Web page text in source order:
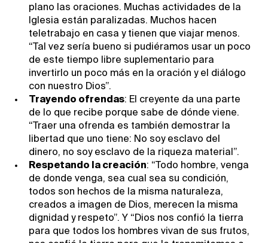
plano las oraciones. Muchas actividades de la
Iglesia están paralizadas. Muchos hacen
teletrabajo en casa y tienen que viajar menos.
“Tal vez sería bueno si pudiéramos usar un poco
de este tiempo libre suplementario para
invertirlo un poco más en la oración y el diálogo
con nuestro Dios”.
Trayendo ofrendas: El creyente da una parte
de lo que recibe porque sabe de dónde viene.
“Traer una ofrenda es también demostrar la
libertad que uno tiene: No soy esclavo del
dinero, no soy esclavo de la riqueza material”.
Respetando la creación: “Todo hombre, venga
de donde venga, sea cual sea su condición,
todos son hechos de la misma naturaleza,
creados a imagen de Dios, merecen la misma
dignidad y respeto”. Y “Dios nos confió la tierra
para que todos los hombres vivan de sus frutos,